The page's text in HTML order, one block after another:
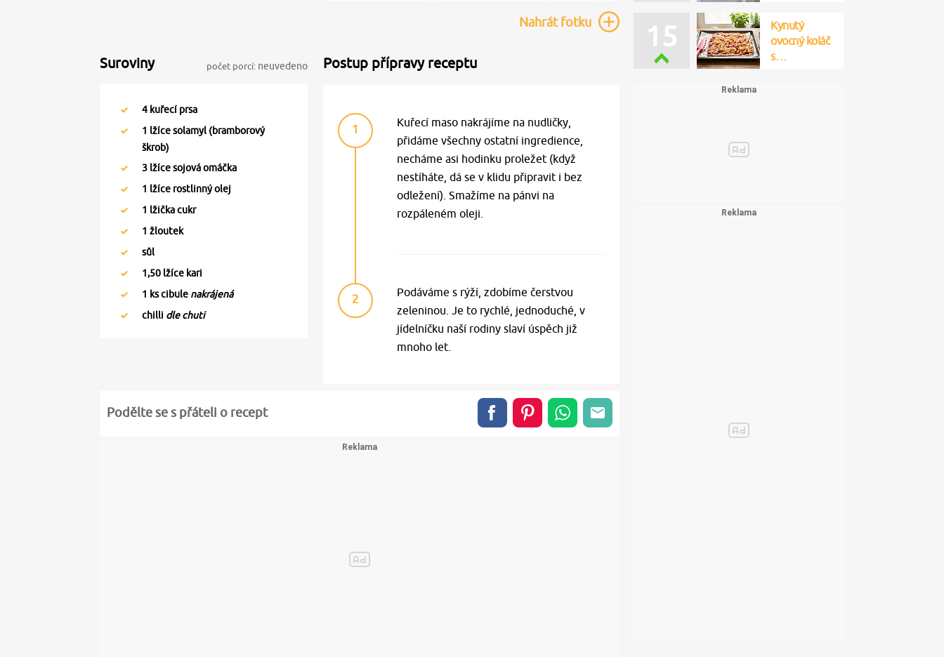
Nahrátfotku
Suroviny počet porcí: neuvedeno
4 kuřecí prsa
1 lžíce solamyl (bramborový
škrob)
3 lžíce sojová omáčka
1 lžíce rostlinný olej
1 lžička cukr
1 žloutek
sůl
1,50 lžíce kari
1 ks cibule nakrájená
chilli dle chuti
Postup přípravy receptu
1
Kuřecí maso nakrájíme na nudličky,
přidáme všechny ostatní ingredience,
necháme asi hodinku proležet (když
nestíháte, dá se v klidu připravit i bez
odležení). Smažíme na pánvi na
rozpáleném oleji.
2
Podáváme s rýží, zdobíme čerstvou
zeleninou. Je to rychlé, jednoduché, v
jídelníčku naší rodiny slaví úspěch již
mnoho let.
Podělte se s přáteli o recept
15
Kynutý
ovocný koláč
s…